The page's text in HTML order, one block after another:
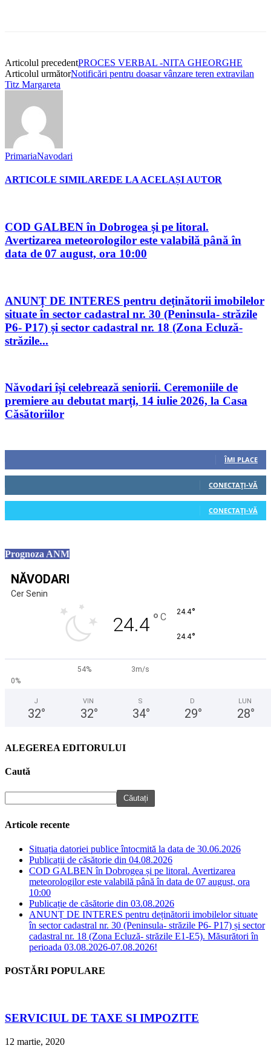
Articolul precedentPROCES VERBAL -NITA GHEORGHE
Articolul următorNotificări pentru doasar vânzare teren extravilan
Titz Margareta
PrimariaNavodari
ARTICOLE SIMILAREDE LA ACELAȘI AUTOR
COD GALBEN în Dobrogea și pe litoral.
Avertizarea meteorologilor este valabilă până în
data de 07 august, ora 10:00
ANUNȚ DE INTERES pentru deținătorii imobilelor
situate în sector cadastral nr. 30 (Peninsula- străzile
P6- P17) și sector cadastral nr. 18 (Zona Ecluză-
străzile...
Năvodari își celebrează seniorii. Ceremoniile de
premiere au debutat marți, 14 iulie 2026, la Casa
Căsătoriilor
ÎMI PLACE
CONECTAȚI-VĂ
CONECTAȚI-VĂ
Prognoza ANM
NĂVODARI
Cer Senin
24.4 ° C 24.4°
24.4°
54%
3m/s
0%
J
32°
VIN
32°
S
34°
D
29°
LUN
28°
ALEGEREA EDITORULUI
Caută
Articole recente
Situația datoriei publice întocmită la data de 30.06.2026
Publicații de căsătorie din 04.08.2026
COD GALBEN în Dobrogea și pe litoral. Avertizarea
meteorologilor este valabilă până în data de 07 august, ora
10:00
Publicație de căsătorie din 03.08.2026
ANUNȚ DE INTERES pentru deținătorii imobilelor situate
în sector cadastral nr. 30 (Peninsula- străzile P6- P17) și sector
cadastral nr. 18 (Zona Ecluză- străzile E1-E5). Măsurători în
perioada 03.08.2026-07.08.2026!
POSTĂRI POPULARE
SERVICIUL DE TAXE SI IMPOZITE
12 martie, 2020